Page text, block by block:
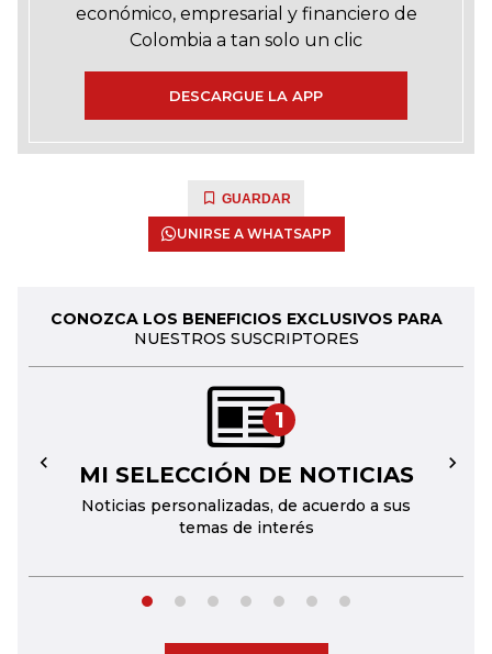
económico, empresarial y financiero de
Colombia a tan solo un clic
DESCARGUE LA APP
GUARDAR
UNIRSE A WHATSAPP
CONOZCA LOS BENEFICIOS EXCLUSIVOS PARA
NUESTROS SUSCRIPTORES
1
MI SELECCIÓN DE NOTICIAS
Noticias personalizadas, de acuerdo a sus
temas de interés
← →